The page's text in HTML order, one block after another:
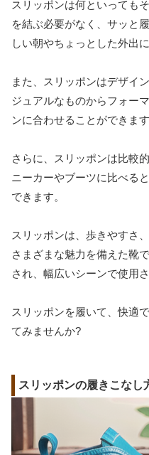
スリッポンは何といっても
を結ぶ必要がなく、サッと
しい朝やちょっとした外出に
また、スリッポンはデザイ
ジュアルなものからフォー
ンに合わせることができます
さらに、スリッポンは比較
ニーカーやブーツに比べる
できます。
スリッポンは、歩きやすさ
さまざまな魅力を備えた靴
され、幅広いシーンで使用
スリッポンを履いて、快適
てみませんか?
スリッポンの履きこなし